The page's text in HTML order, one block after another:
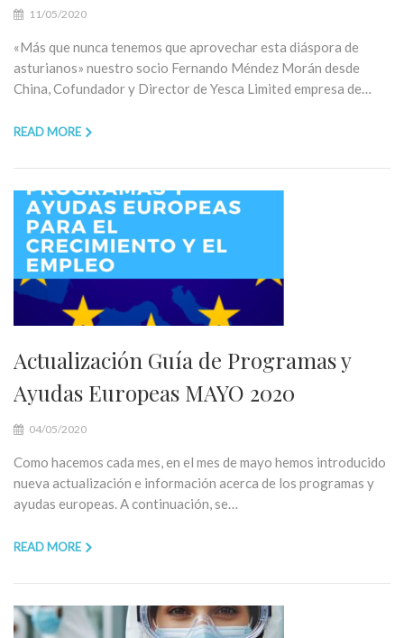
11/05/2020
«Más que nunca tenemos que aprovechar esta diáspora de
asturianos» nuestro socio Fernando Méndez Morán desde
China, Cofundador y Director de Yesca Limited empresa de…
READ MORE
Actualización Guía de Programas y
Ayudas Europeas MAYO 2020
04/05/2020
Como hacemos cada mes, en el mes de mayo hemos introducido
nueva actualización e información acerca de los programas y
ayudas europeas. A continuación, se…
READ MORE